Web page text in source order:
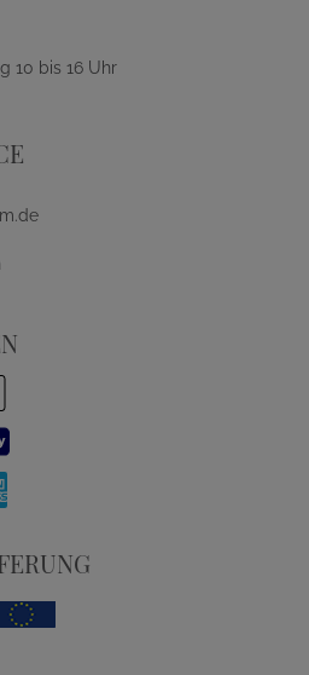
10 bis 16 Uhr